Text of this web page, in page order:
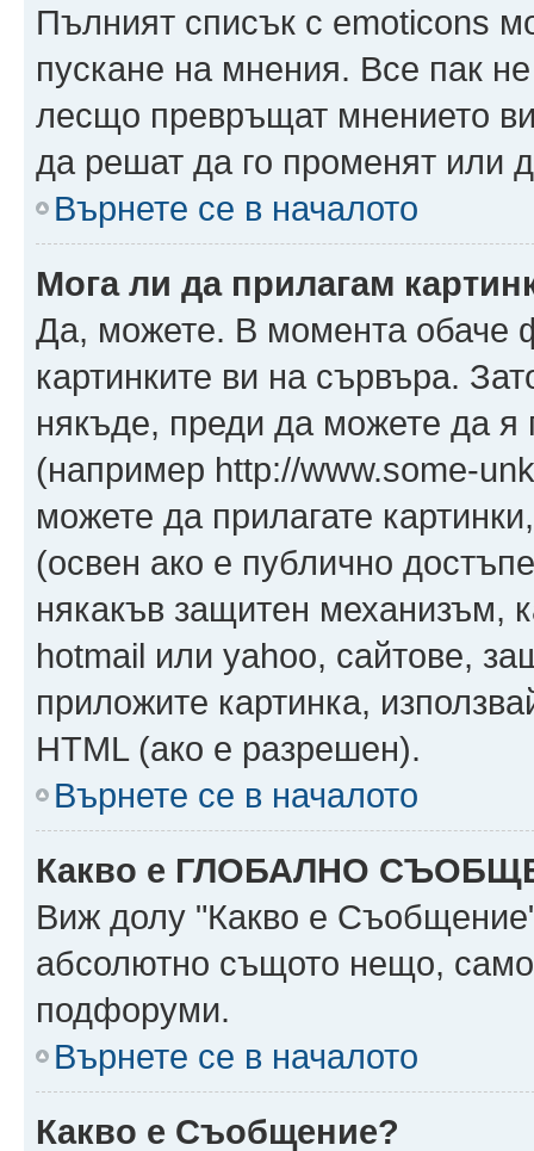
Пълният списък с emoticons
пускане на мнения. Все пак
лесщо превръщат мнението
да решат да го променят или
Върнете се в началото
Мога ли да прилагам
Да, можете. В момента обаче
картинките ви на сървъра.
някъде, преди да можете да
(например http://www.some-
можете да прилагате
(освен ако е публично
някакъв защитен механизъм,
hotmail или yahoo, сайтове,
приложите картинка,
HTML (ако е разрешен).
Върнете се в началото
Какво е ГЛОБАЛНО
Виж долу "Какво е
абсолютно същото нещо,
подфоруми.
Върнете се в началото
Какво е Съобщение?